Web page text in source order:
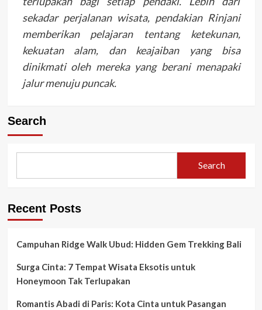
sekadar perjalanan wisata, pendakian Rinjani
memberikan pelajaran tentang ketekunan,
kekuatan alam, dan keajaiban yang bisa
dinikmati oleh mereka yang berani menapaki
jalur menuju puncak.
Search
Search
Recent Posts
Campuhan Ridge Walk Ubud: Hidden Gem Trekking Bali
Surga Cinta: 7 Tempat Wisata Eksotis untuk
Honeymoon Tak Terlupakan
Romantis Abadi di Paris: Kota Cinta untuk Pasangan